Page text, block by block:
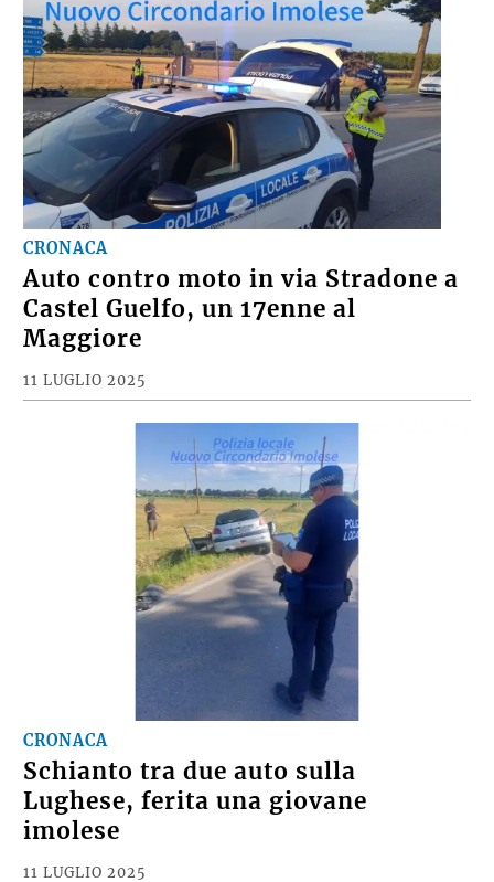
CRONACA
Auto contro moto in via Stradone a
Castel Guelfo, un 17enne al
Maggiore
11 LUGLIO 2025
CRONACA
Schianto tra due auto sulla
Lughese, ferita una giovane
imolese
11 LUGLIO 2025